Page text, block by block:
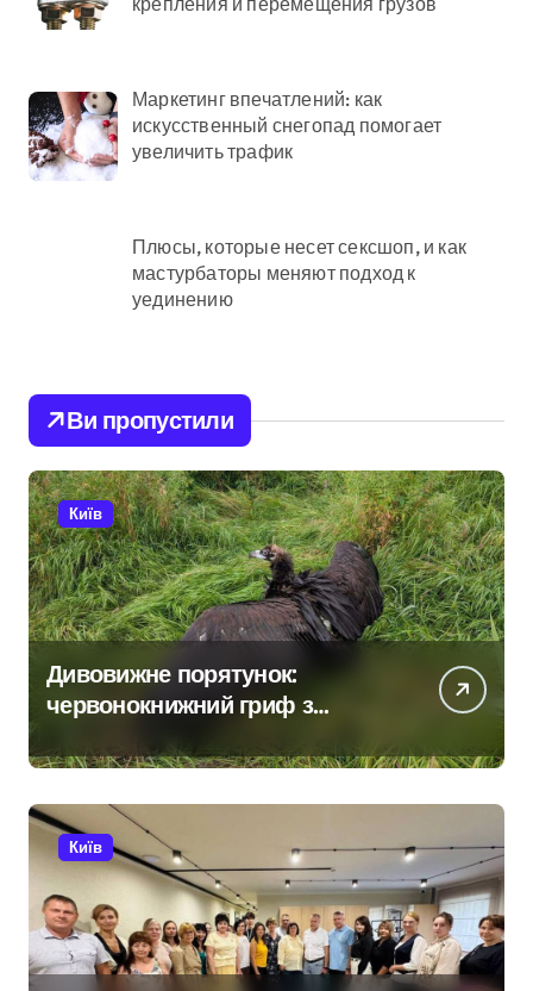
Маркетинг впечатлений: как
искусственный снегопад помогает
увеличить трафик
Плюсы, которые несет сексшоп, и как
мастурбаторы меняют подход к
уединению
Ви пропустили
Київ
Дивовижне порятунок:
червонокнижний гриф з
after мандрівки на Київщині
Київ